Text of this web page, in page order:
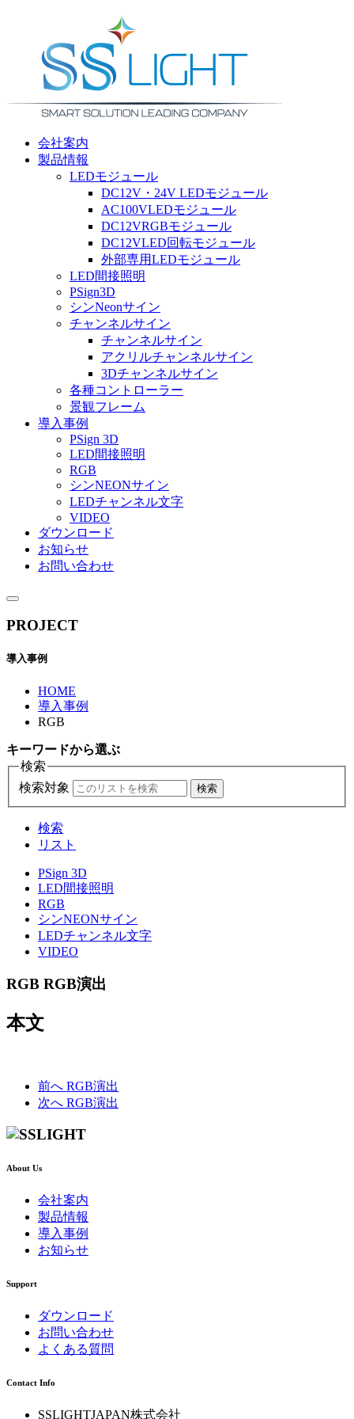
会社案内
製品情報
LEDモジュール
DC12V・24V LEDモジュール
AC100VLEDモジュール
DC12VRGBモジュール
DC12VLED回転モジュール
外部専用LEDモジュール
LED間接照明
PSign3D
シンNeonサイン
チャンネルサイン
チャンネルサイン
アクリルチャンネルサイン
3Dチャンネルサイン
各種コントローラー
景観フレーム
導入事例
PSign 3D
LED間接照明
RGB
シンNEONサイン
LEDチャンネル文字
VIDEO
ダウンロード
お知らせ
お問い合わせ
PROJECT
導入事例
HOME
導入事例
RGB
キーワードから選ぶ
検索
検索対象
検索
検索
リスト
PSign 3D
LED間接照明
RGB
シンNEONサイン
LEDチャンネル文字
VIDEO
RGB RGB演出
本文
前へ RGB演出
次へ RGB演出
About Us
会社案内
製品情報
導入事例
お知らせ
Support
ダウンロード
お問い合わせ
よくある質問
Contact Info
SSLIGHTJAPAN株式会社